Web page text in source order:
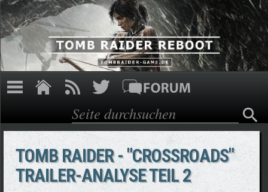
Direkt zum Inhalt
Suchformular
Suche
TOMB RAIDER - "CROSSROADS"
TRAILER-ANALYSE TEIL 2